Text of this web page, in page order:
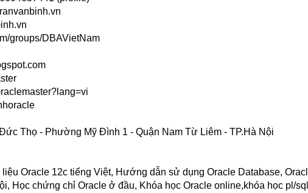
groups/DBAVietNam
Thọ - Phường Mỹ Đình 1 - Quận Nam Từ Liêm - TP.Hà Nội
Oracle 12c tiếng Việt, Hướng dẫn sử dụng Oracle Database,
Học chứng chỉ Oracle ở đầu, Khóa học Oracle online,khóa học pl/